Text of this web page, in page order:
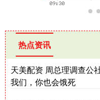
热点资讯
天美配资 周总理调查公
我们，你也会饿死